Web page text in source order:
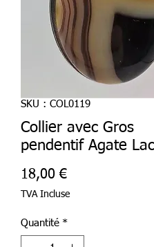
SKU : COL0119
Collier avec Gros
pendentif Agate
18,00 €Prix
TVA Incluse
Quantité *